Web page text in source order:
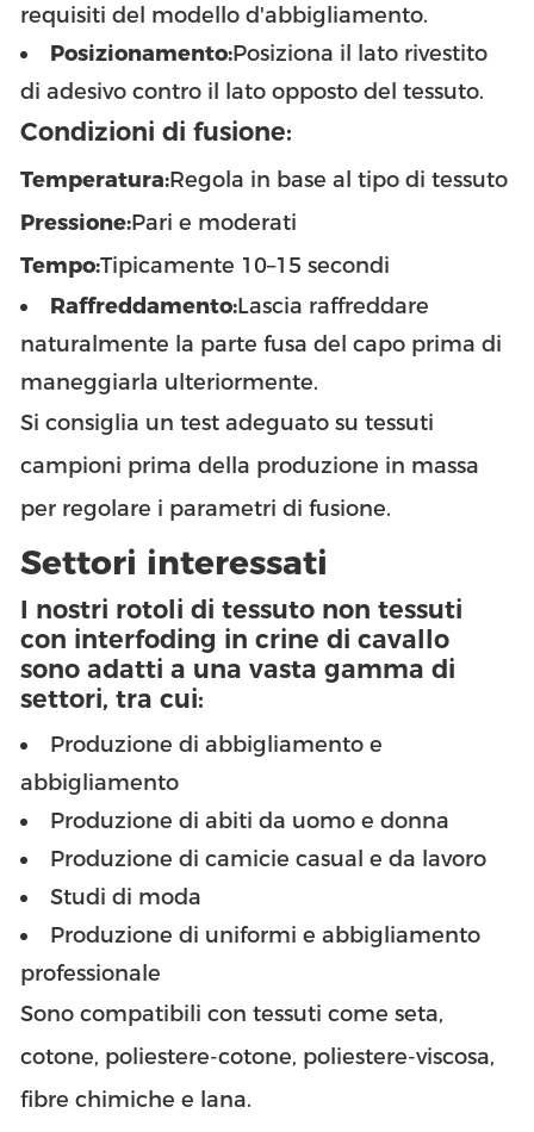
requisiti del modello d'abbigliamento.
Posizionamento:Posiziona il lato rivestito
di adesivo contro il lato opposto del tessuto.
Condizioni di fusione:
Temperatura:Regola in base al tipo di tessuto
Pressione:Pari e moderati
Tempo:Tipicamente 10–15 secondi
Raffreddamento:Lascia raffreddare
naturalmente la parte fusa del capo prima di
maneggiarla ulteriormente.
Si consiglia un test adeguato su tessuti
campioni prima della produzione in massa
per regolare i parametri di fusione.
Settori interessati
I nostri rotoli di tessuto non tessuti
con interfoding in crine di cavallo
sono adatti a una vasta gamma di
settori, tra cui:
Produzione di abbigliamento e
abbigliamento
Produzione di abiti da uomo e donna
Produzione di camicie casual e da lavoro
Studi di moda
Produzione di uniformi e abbigliamento
professionale
Sono compatibili con tessuti come seta,
cotone, poliestere-cotone, poliestere-viscosa,
fibre chimiche e lana.